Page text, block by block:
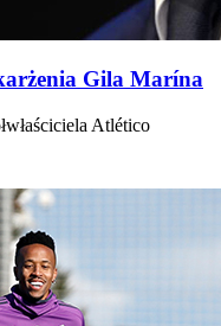
Gila Marína
Atlético